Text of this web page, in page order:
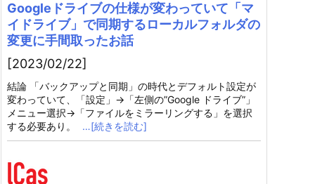
Googleドライブの仕様が変わっていて「マ
イドライブ」で同期するローカルフォルダの
変更に手間取ったお話
[2023/02/22]
結論 「バックアップと同期」の時代とデフォルト設定が
変わっていて、「設定」→「左側の”Google ドライブ”」
メニュー選択→「ファイルをミラーリングする」を選択
する必要あり。
…[続きを読む]